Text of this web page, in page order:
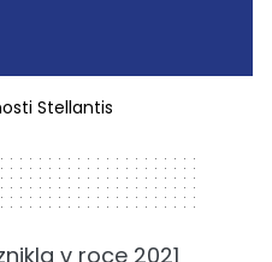
Stellantis
v roce 2021